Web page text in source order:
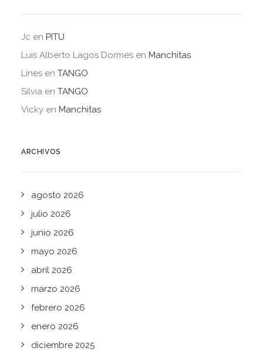
Jc en PITU
Luis Alberto Lagos Dormes en Manchitas
Lines en TANGO
Silvia en TANGO
Vicky en Manchitas
ARCHIVOS
agosto 2026
julio 2026
junio 2026
mayo 2026
abril 2026
marzo 2026
febrero 2026
enero 2026
diciembre 2025